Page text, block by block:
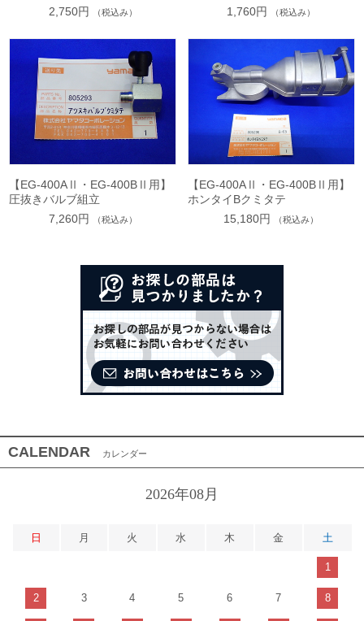
2,750円
（税込み）
1,760円
（税込み）
【EG-400AⅡ・EG-400BⅡ用】
圧抜きバルブ組立
7,260円
（税込み）
【EG-400AⅡ・EG-400BⅡ用】
ホンタイBクミタテ
15,180円
（税込み）
CALENDAR カレンダー
2026年08月
日 月 火 水 木 金 土
1
2 3 4 5 6 7 8